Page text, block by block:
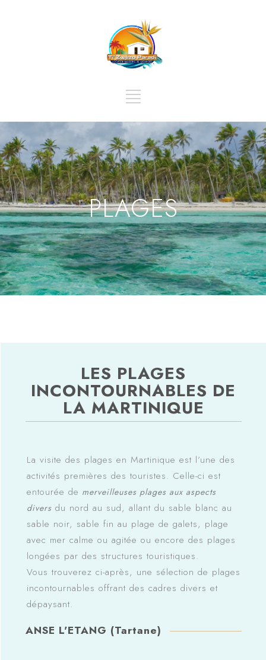
PLAGES
LES PLAGES
INCONTOURNABLES DE
LA MARTINIQUE
La visite des plages en Martinique est l’une des
activités premières des touristes. Celle-ci est
entourée de merveilleuses plages aux aspects
diversdu nord au sud, allant du sable blanc au
sable noir, sable fin au plage de galets, plage
avec mer calme ou agitée ou encore des plages
longées par des structures touristiques.
Vous trouverez ci-après, une sélection de plages
incontournables offrant des cadres divers et
dépaysant.
ANSE L'ETANG (Tartane)